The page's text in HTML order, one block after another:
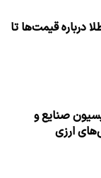
درباره قیمت‌ها تا
صنایع و
ارزی